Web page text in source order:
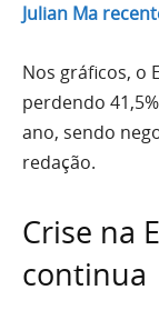
Julian Ma
Nos gráficos, o
perdendo
ano, sendo
redação.
Crise na
continua